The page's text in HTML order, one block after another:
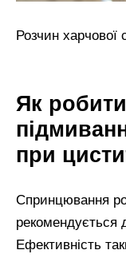
Розчин харчової
Як
при
Спринцювання
рекомендується
Ефективність